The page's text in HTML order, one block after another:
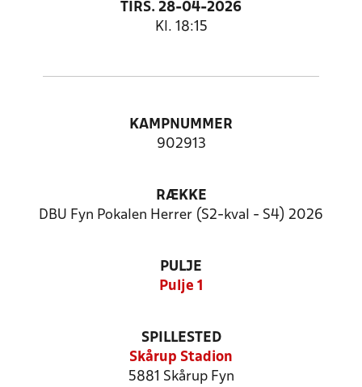
TIRS. 28-04-2026
Kl. 18:15
KAMPNUMMER
902913
RÆKKE
DBU Fyn Pokalen Herrer (S2-kval - S4) 2026
PULJE
Pulje 1
SPILLESTED
Skårup Stadion
5881 Skårup Fyn